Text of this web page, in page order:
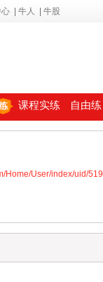
牛人 牛股
课程实练 自由练
Home/User/index/uid/